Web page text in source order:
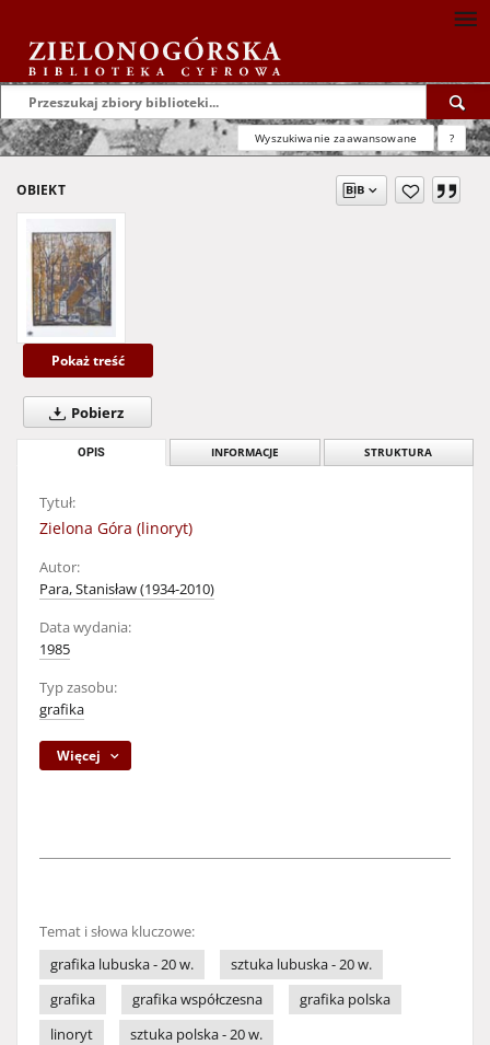
Wyszukiwanie zaawansowane ?
OBIEKT
Pokaż treść
Pobierz
OPIS INFORMACJE STRUKTURA
Tytuł:
Zielona Góra (linoryt)
Autor:
Para, Stanisław (1934-2010)
Data wydania:
1985
Typ zasobu:
grafika
Więcej
Temat i słowa kluczowe:
grafika lubuska - 20 w.
sztuka lubuska - 20 w.
grafika
grafika współczesna
grafika polska
linoryt
sztuka polska - 20 w.